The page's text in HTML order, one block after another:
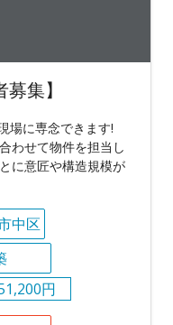
集】
場に専念できます!
わせて物件を担当し
に意匠や構造規模が
中区
円